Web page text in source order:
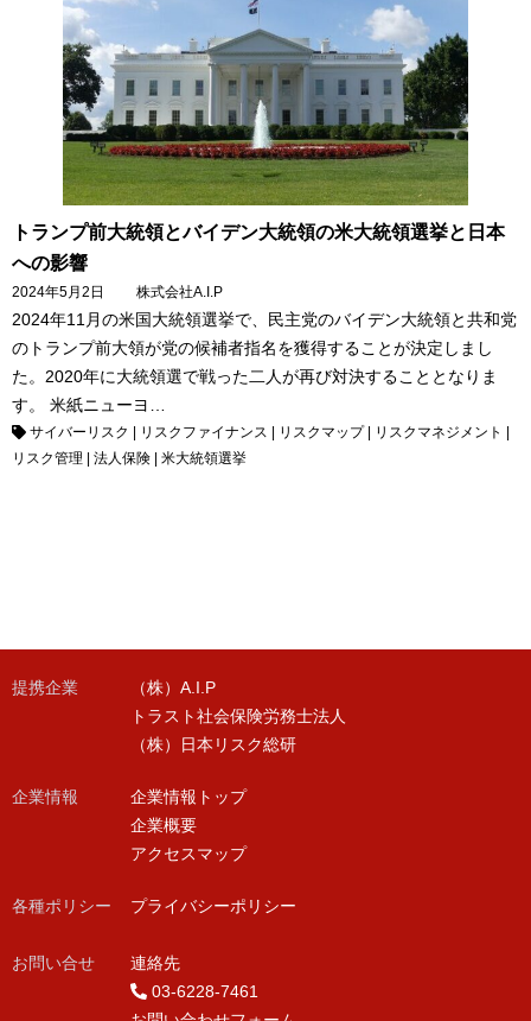
トランプ前大統領とバイデン大統領の米大統領選挙と日本
への影響
2024年5月2日 株式会社A.I.P
2024年11月の米国大統領選挙で、民主党のバイデン大統領と共和党
のトランプ前大領が党の候補者指名を獲得することが決定しまし
た。2020年に大統領選で戦った二人が再び対決することとなりま
す。 米紙ニューヨ…
サイバーリスク リスクファイナンス リスクマップ| リスクマネジメント
リスク管理
法人保険 米大統領選挙
提携企業
（株）A.I.P
トラスト社会保険労務士法人
（株）日本リスク総研
企業情報
企業情報トップ
企業概要
アクセスマップ
各種ポリシー
お問い合せ
プライバシーポリシー
連絡先
03-6228-7461